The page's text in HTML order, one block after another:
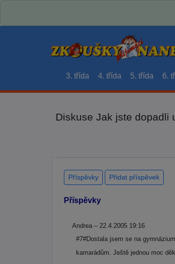
3. třída 4. třída 5. třída 6.
Diskuse Jak jste dopadli
Příspěvky Přidat příspěvek
Příspěvky
Andrea – 22.4.2005 19:16
#7#Dostala jsem se na
kamarádům. Ještě jednou moc